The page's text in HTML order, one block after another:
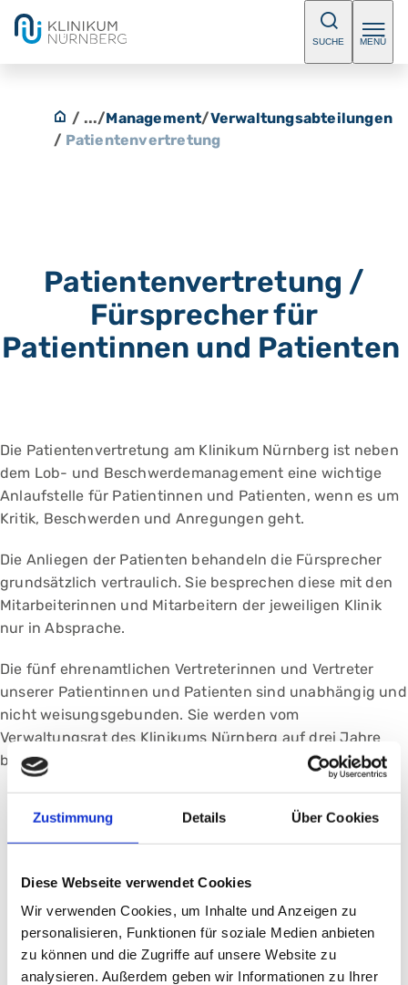
Zustimmung Details Über Cookies
Diese Webseite verwendet Cookies
Wir verwenden Cookies, um Inhalte und Anzeigen zu
personalisieren, Funktionen für soziale Medien anbieten
zu können und die Zugriffe auf unsere Website zu
analysieren. Außerdem geben wir Informationen zu Ihrer
SUCHE MENÜ
/ .../Management/Verwaltungsabteilungen
/ Patientenvertretung
Patientenvertretung /
Fürsprecher für
Patientinnen und Patienten
Die Patientenvertretung am Klinikum Nürnberg ist neben
dem Lob- und Beschwerdemanagement eine wichtige
Anlaufstelle für Patientinnen und Patienten, wenn es um
Kritik, Beschwerden und Anregungen geht.
Die Anliegen der Patienten behandeln die Fürsprecher
grundsätzlich vertraulich. Sie besprechen diese mit den
Mitarbeiterinnen und Mitarbeitern der jeweiligen Klinik
nur in Absprache.
Die fünf ehrenamtlichen Vertreterinnen und Vertreter
unserer Patientinnen und Patienten sind unabhängig und
nicht weisungsgebunden. Sie werden vom
Verwaltungsrat des Klinikums Nürnberg auf drei Jahre
bestellt.
Unser Team